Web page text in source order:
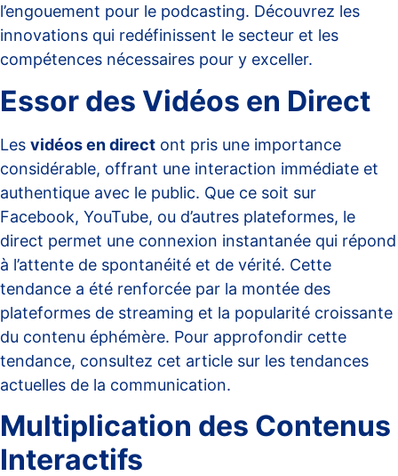
l’engouement pour le podcasting. Découvrez les
innovations qui redéfinissent le secteur et les
compétences nécessaires pour y exceller.
Essor des Vidéos en Direct
Les vidéos en direct ont pris une importance
considérable, offrant une interaction immédiate et
authentique avec le public. Que ce soit sur
Facebook, YouTube, ou d’autres plateformes, le
direct permet une connexion instantanée qui répond
à l’attente de spontanéité et de vérité. Cette
tendance a été renforcée par la montée des
plateformes de streaming et la popularité croissante
du contenu éphémère. Pour approfondir cette
tendance, consultez cet article sur les tendances
actuelles de la communication.
Multiplication des Contenus
Interactifs